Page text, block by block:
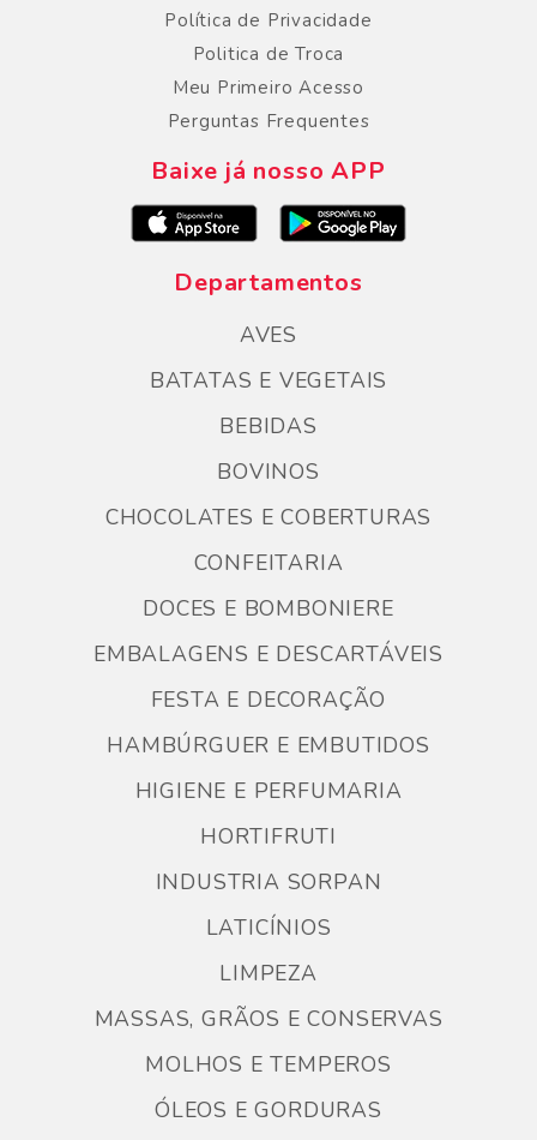
Política de Privacidade
Politica de Troca
Meu Primeiro Acesso
Perguntas Frequentes
Baixe já nosso APP
Departamentos
AVES
BATATAS E VEGETAIS
BEBIDAS
BOVINOS
CHOCOLATES E COBERTURAS
CONFEITARIA
DOCES E BOMBONIERE
EMBALAGENS E DESCARTÁVEIS
FESTA E DECORAÇÃO
HAMBÚRGUER E EMBUTIDOS
HIGIENE E PERFUMARIA
HORTIFRUTI
INDUSTRIA SORPAN
LATICÍNIOS
LIMPEZA
MASSAS, GRÃOS E CONSERVAS
MOLHOS E TEMPEROS
ÓLEOS E GORDURAS